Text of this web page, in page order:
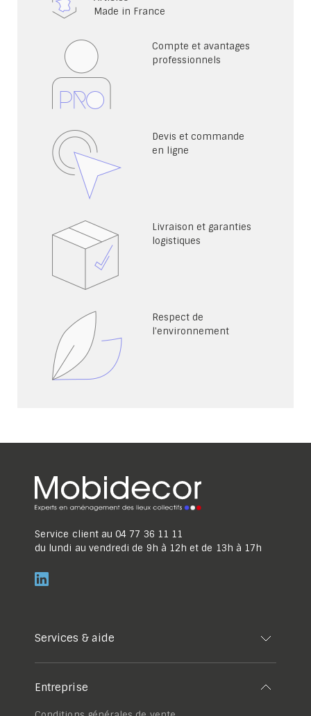
Made in France
Compte et avantages
professionnels
Devis et commande
en ligne
Livraison et garanties
logistiques
Respect de
l'environnement
Service client au 04 77 36 11 11
du lundi au vendredi de 9h à 12h et de 13h à 17h
Services & aide
Entreprise